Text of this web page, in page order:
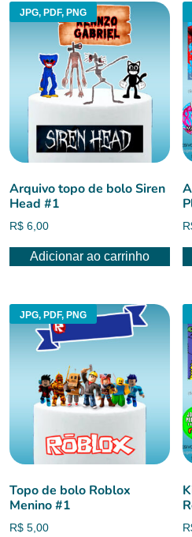
JPG, PDF, PNG
Arquivo topo de bolo Siren
Head #1
R$ 6,00
Adicionar ao carrinho
JPG, PDF, PNG
Topo de bolo Roblox
Menino #1
R$ 5,00